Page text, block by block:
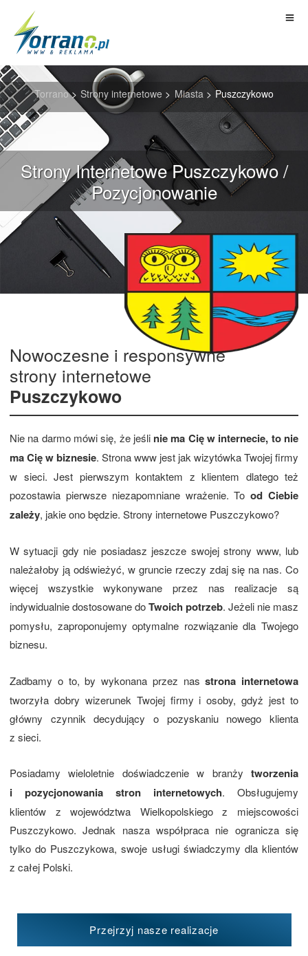
Torrano > Strony internetowe > Miasta > Puszczykowo
Strony Internetowe Puszczykowo /
Pozycjonowanie
Nowoczesne i responsywne
strony internetowe
Puszczykowo
Nie na darmo mówi się, że jeśli nie ma Cię w internecie, to nie
ma Cię w biznesie. Strona www jest jak wizytówka Twojej firmy
w sieci. Jest pierwszym kontaktem z klientem dlatego też
pozostawia pierwsze niezapomniane wrażenie. Tood Ciebie
zależy, jakie ono będzie. Strony internetowe Puszczykowo?
W sytuacji gdy nie posiadasz jeszcze swojej strony www, lub
należałoby ją odświeżyć, w gruncie rzeczy zdaj się na nas. Co
więcej wszystkie wykonywane przez nas realizacje są
indywidualnie dostosowane doTwoich potrzeb. Jeżeli nie masz
pomysłu, zaproponujemy optymalne rozwiązanie dla Twojego
biznesu.
Zadbamy o to, by wykonana przez nasstrona internetowa
tworzyła dobry wizerunek Twojej firmy i osoby, gdyż jest to
główny czynnik decydujący o pozyskaniu nowego klienta
z sieci.
Posiadamy wieloletnie doświadczenie w branży tworzenia
i pozycjonowania stron internetowych. Obsługujemy
klientów z województwa Wielkopolskiego z miejscowości
Puszczykowo. Jednak nasza współpraca nie ogranicza się
tylko do Puszczykowa, swoje usługi świadczymy dla klientów
z całej Polski.
Przejrzyj nasze realizacje